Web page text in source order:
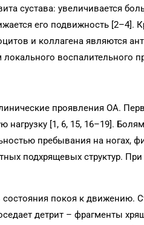
сустава: увеличивается
его подвижность [2–4].
и коллагена являются
воспалительного
проявления ОА.
[1, 6, 15, 16–19].
пребывания на ногах,
подхрящевых структур.
состояния покоя к движению.
детрит – фрагменты